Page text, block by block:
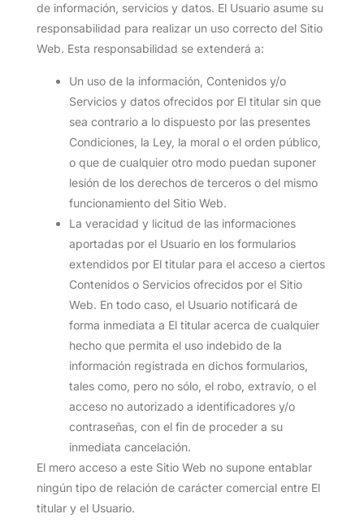
de información, servicios y datos. El Usuario asume su
responsabilidad para realizar un uso correcto del Sitio
Web. Esta responsabilidad se extenderá a:
Un uso de la información, Contenidos y/o
Servicios y datos ofrecidos por El titular sin que
sea contrario a lo dispuesto por las presentes
Condiciones, la Ley, la moral o el orden público,
o que de cualquier otro modo puedan suponer
lesión de los derechos de terceros o del mismo
funcionamiento del Sitio Web.
La veracidad y licitud de las informaciones
aportadas por el Usuario en los formularios
extendidos por El titular para el acceso a ciertos
Contenidos o Servicios ofrecidos por el Sitio
Web. En todo caso, el Usuario notificará de
forma inmediata a El titular acerca de cualquier
hecho que permita el uso indebido de la
información registrada en dichos formularios,
tales como, pero no sólo, el robo, extravío, o el
acceso no autorizado a identificadores y/o
contraseñas, con el fin de proceder a su
inmediata cancelación.
El mero acceso a este Sitio Web no supone entablar
ningún tipo de relación de carácter comercial entre El
titular y el Usuario.